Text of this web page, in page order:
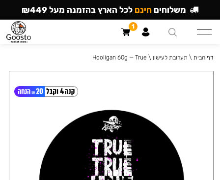
דף הבית \ תערובת לעישון \
Hooligan 60g — True
משלוחים חינם לכל הארץ בהזמנה מעל ₪449
1